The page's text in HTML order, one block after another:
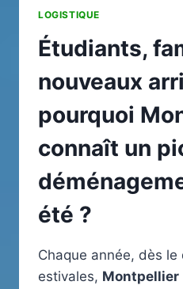
LOGISTIQUE
Étudiants,
nouveaux
pourquoi
connaît un
été ?
Chaque année, dès
estivales, Montpellier